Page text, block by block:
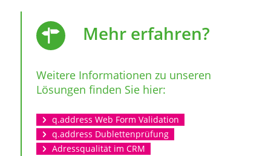
Mehr erfahren?
Weitere Informationen zu unseren
Lösungen finden Sie hier:
q.address Web Form Validation
q.address Dublettenprüfung
Adressqualität im CRM